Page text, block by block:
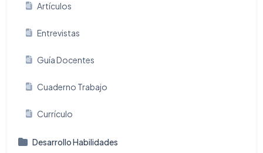
Artículos
Entrevistas
Guía Docentes
Cuaderno Trabajo
Currículo
Desarrollo Habilidades